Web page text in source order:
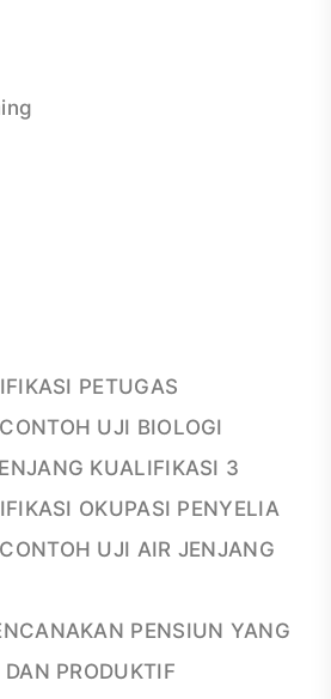
PETUGAS
UJI BIOLOGI
KUALIFIKASI 3
OKUPASI PENYELIA
UJI AIR JENJANG
PENSIUN YANG
PRODUKTIF